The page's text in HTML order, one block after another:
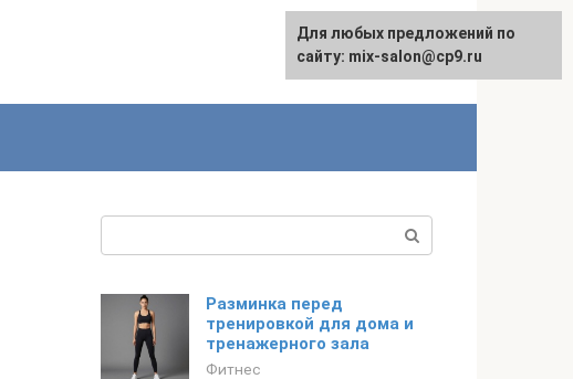
Разминка перед
тренировкой для дома и
тренажерного зала
Фитнес
Для любых предложений по
сайту: mix-salon@cp9.ru